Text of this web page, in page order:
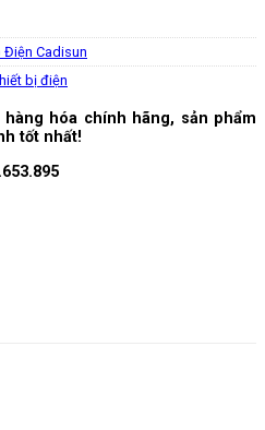
Điện Cadisun
bị điện
hàng hóa chính hãng, sản phẩm
tốt nhất!